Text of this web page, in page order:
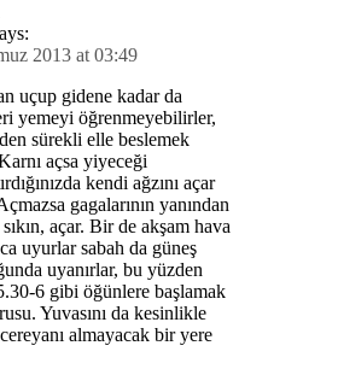
2013 at 03:49
uçup gidene kadar da
yemeyi öğrenmeyebilirler,
sürekli elle beslemek
açsa yiyeceği
kendi ağzını açar
gagalarının yanından
açar. Bir de akşam hava
uyurlar sabah da güneş
uyanırlar, bu yüzden
6 gibi öğünlere başlamak
Yuvasını da kesinlikle
almayacak bir yere